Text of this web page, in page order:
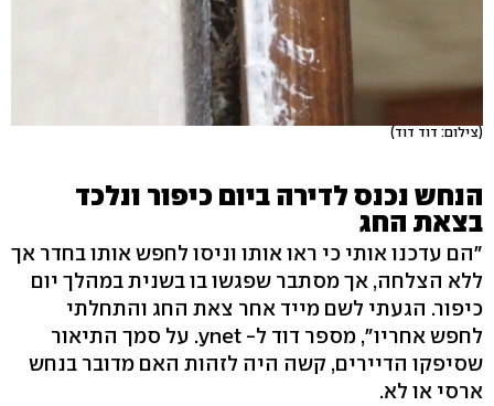
(צילום: דוד דוד)
הנחש נכנס לדירה ביום כיפור ונלכד
בצאת החג
"הם עדכנו אותי כי ראו אותו וניסו לחפש אותו בחדר אך
ללא הצלחה, אך מסתבר שפגשו בו בשנית במהלך יום
כיפור. הגעתי לשם מייד אחר צאת החג והתחלתי
לחפש אחריו", מספר דוד ל- ynet. על סמך התיאור
שסיפקו הדיירים, קשה היה לזהות האם מדובר בנחש
ארסי או לא.